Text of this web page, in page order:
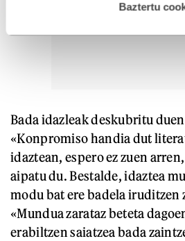
esplizitua ematen diguzu.
Baztertu
Bada idazleak deskubritu
«Konpromiso handia dut
idaztean, espero ez zuen
aipatu du. Bestalde, idaztea
modu bat ere badela iruditzen
«Mundua zarataz beteta
erabiltzen saiatzea bada